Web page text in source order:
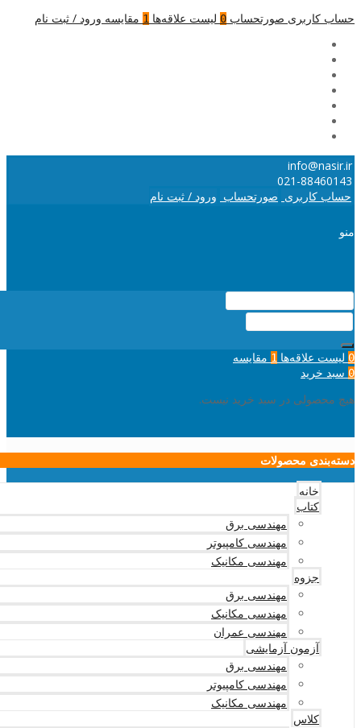
حساب کاربری صورتحساب 0 لیست علاقه‌ها 1 مقایسه ورود / ثبت نام
info@nasir.ir
021-88460143
حساب کاربری صورتحساب ورود / ثبت نام
منو
0 لیست علاقه‌ها 1 مقایسه
0 سبد خرید
هیچ محصولی در سبد خرید نیست.
دسته‌بندی محصولات
خانه
کتاب
مهندسی برق
مهندسی کامپیوتر
مهندسی مکانیک
جزوه
مهندسی برق
مهندسی مکانیک
مهندسی عمران
آزمون آزمایشی
مهندسی برق
مهندسی کامپیوتر
مهندسی مکانیک
کلاس